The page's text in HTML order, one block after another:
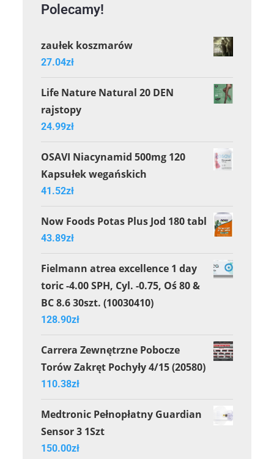
Polecamy!
zaułek koszmarów
27.04zł
Life Nature Natural 20 DEN
rajstopy
24.99zł
OSAVI Niacynamid 500mg 120
Kapsułek wegańskich
41.52zł
Now Foods Potas Plus Jod 180 tabl
43.89zł
Fielmann atrea excellence 1 day
toric -4.00 SPH, Cyl. -0.75, Oś 80 &
BC 8.6 30szt. (10030410)
128.90zł
Carrera Zewnętrzne Pobocze
Torów Zakręt Pochyły 4/15 (20580)
110.38zł
Medtronic Pełnopłatny Guardian
Sensor 3 1Szt
150.00zł